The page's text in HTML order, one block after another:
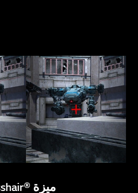
ميزة Crosshair®‎ لدقة أعلى